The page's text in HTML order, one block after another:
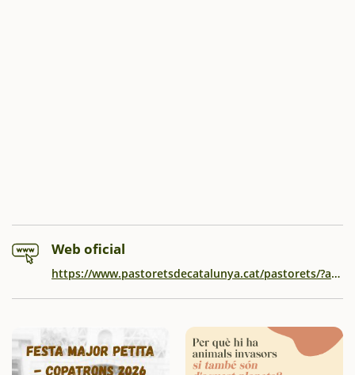
Web oficial
https://www.pastoretsdecatalunya.cat/pastorets/?activityId=ccf05310-1620-48b7-8b54-3c777f3231b1